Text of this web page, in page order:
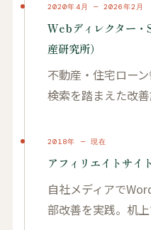
2020年4月 — 2026年2月
Webディレクター・
産研究所）
不動産・住宅ロー
検索を踏まえた改善
2018年 — 現在
アフィリエイトサイ
自社メディアで
部改善を実践。机